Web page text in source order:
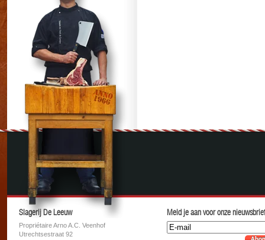
Slagerij De Leeuw
Propriétaire Arno A.C. Veenhof
Utrechtsestraat 92
Meld je aan voor onze